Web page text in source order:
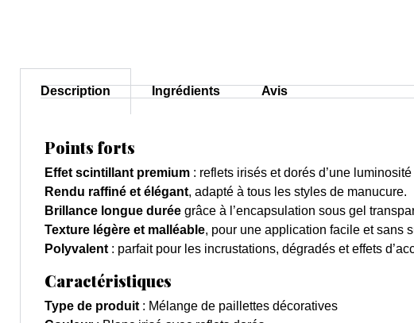
Description Ingrédients Avis
Points forts
Effet scintillant premium : reflets irisés et dorés d’une
Rendu raffiné et élégant, adapté à tous les styles de manucure.
Brillance longue durée grâce à l’encapsulation sous gel
Texture légère et malléable, pour une application facile et sans
Polyvalent : parfait pour les incrustations, dégradés et effets
Caractéristiques
Type de produit : Mélange de paillettes décoratives